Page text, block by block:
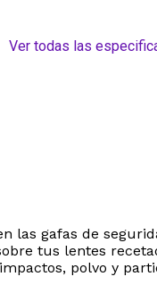
Ver todas las
gafas de
tus lentes
polvo y